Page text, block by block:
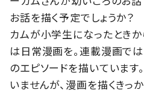
お話を描く予定でしょうか？
カムが小学生になったとき
は日常漫画を。連載漫画で
のエピソードを描いています
いませんが、漫画を描くき